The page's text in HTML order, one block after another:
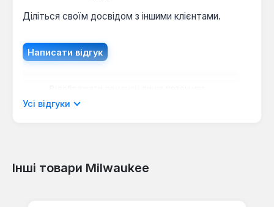
Діліться своїм досвідом з іншими клієнтами.
Написати відгук
мовою.
Відгуків не знайдено. Поділіться
Усі відгуки
Інші товари Milwaukee